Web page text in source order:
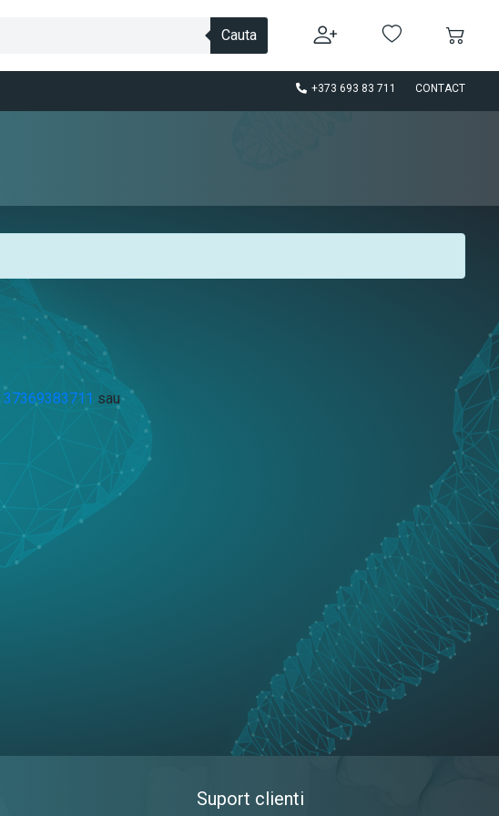
Cauta
+373 693 83 711 CONTACT
37369383711 sau
Suport clienti